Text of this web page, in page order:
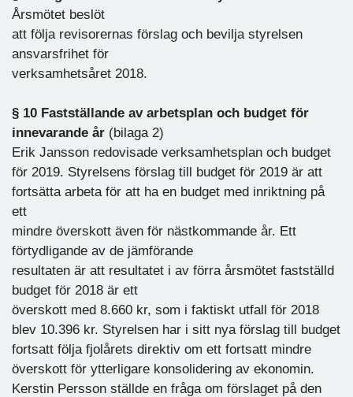
Årsmötet beslöt
att följa revisorernas förslag och bevilja styrelsen
ansvarsfrihet för
verksamhetsåret 2018.
§ 10 Fastställande av arbetsplan och budget för
innevarande år (bilaga 2)
Erik Jansson redovisade verksamhetsplan och budget
för 2019. Styrelsens förslag till budget för 2019 är att
fortsätta arbeta för att ha en budget med inriktning på
ett
mindre överskott även för nästkommande år. Ett
förtydligande av de jämförande
resultaten är att resultatet i av förra årsmötet fastställd
budget för 2018 är ett
överskott med 8.660 kr, som i faktiskt utfall för 2018
blev 10.396 kr. Styrelsen har i sitt nya förslag till budget
fortsatt följa fjolårets direktiv om ett fortsatt mindre
överskott för ytterligare konsolidering av ekonomin.
Kerstin Persson ställde en fråga om förslaget på den